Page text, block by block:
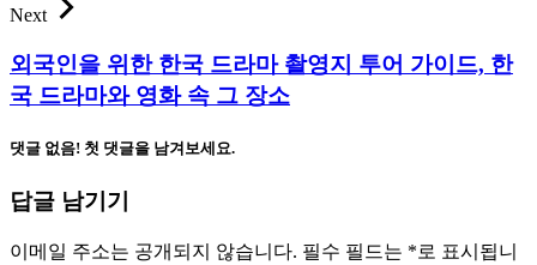
Next
외국인을 위한 한국 드라마 촬영지 투어 가이드, 한
국 드라마와 영화 속 그 장소
댓글 없음! 첫 댓글을 남겨보세요.
답글 남기기
이메일 주소는 공개되지 않습니다. 필수 필드는 *로 표시됩니